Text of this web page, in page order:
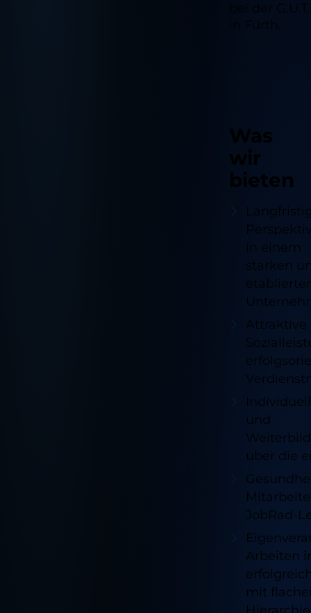
bei der
in Fürth.
Was
wir
bieten
in einem
starken
Attraktive
und
über die
JobRad-
Arbeiten
mit